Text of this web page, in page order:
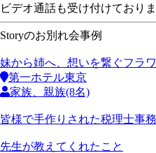
ビデオ通話も受け付けており
Storyのお別れ会事例
妹から姉へ、想いを繋ぐフラ
第一ホテル東京
家族、親族(8名)
皆様で手作りされた税理士事
先生が教えてくれたこと